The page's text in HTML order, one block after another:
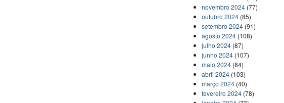
novembro 2024 (77)
outubro 2024 (85)
setembro 2024 (91)
agosto 2024 (108)
julho 2024 (87)
junho 2024 (107)
maio 2024 (84)
abril 2024 (103)
março 2024 (40)
fevereiro 2024 (78)